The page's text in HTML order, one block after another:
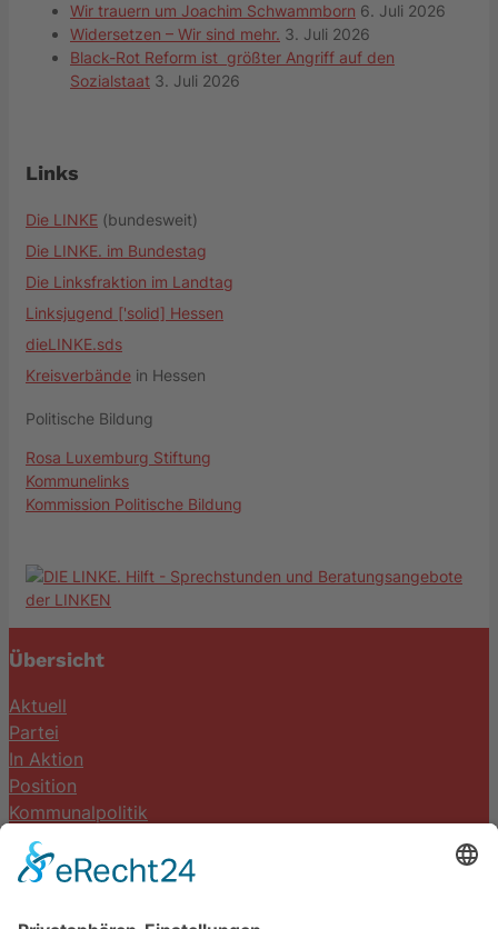
Wir trauern um Joachim Schwammborn 6. Juli 2026
Widersetzen – Wir sind mehr. 3. Juli 2026
Black-Rot Reform ist größter Angriff auf den
Sozialstaat 3. Juli 2026
Links
Die LINKE (bundesweit)
Die LINKE. im Bundestag
Die Linksfraktion im Landtag
Linksjugend ['solid] Hessen
dieLINKE.sds
Kreisverbände in Hessen
Politische Bildung
Rosa Luxemburg Stiftung
Kommunelinks
Kommission Politische Bildung
Übersicht
Aktuell
Partei
In Aktion
Position
Kommunalpolitik
Termine